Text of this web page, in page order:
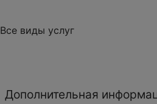
Все виды услуг
Дополнительная